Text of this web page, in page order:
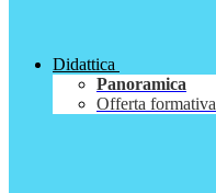
Didattica
Panoramica
Offerta formativa